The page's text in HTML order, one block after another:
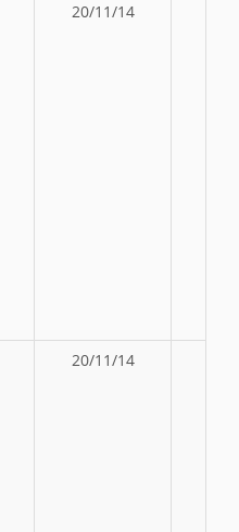
20/11/14
20/11/14